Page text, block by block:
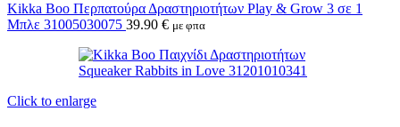
Kikka Boo Περπατούρα Δραστηριοτήτων Play & Grow 3 σε 1
Μπλε 31005030075 39.90 € με φπα
Click to enlarge